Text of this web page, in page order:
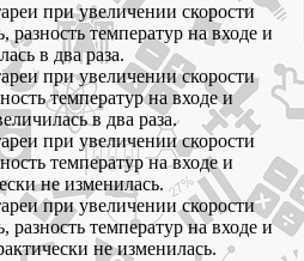
при увеличении скорости
разность температур на входе и
в два раза.
при увеличении скорости
температур на входе и
в два раза.
при увеличении скорости
температур на входе и
не изменилась.
при увеличении скорости
разность температур на входе и
не изменилась.